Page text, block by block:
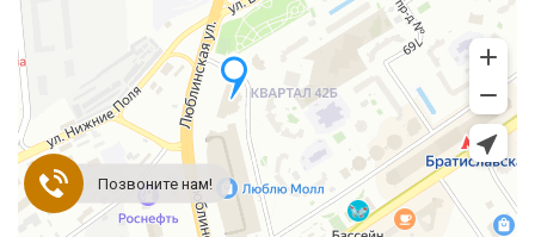
Позвоните нам!